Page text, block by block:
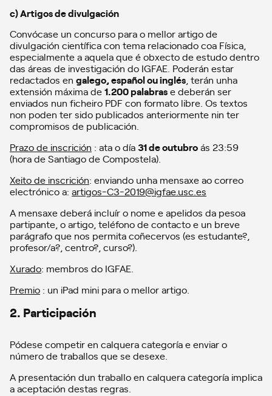
c) Artigos de divulgación
Convócase un concurso para o mellor artigo de
divulgación científica con tema relacionado coa Física,
especialmente a aquela que é obxecto de estudo dentro
das áreas de investigación do IGFAE. Poderán estar
redactados en galego, español ou inglés , terán unha
extensión máxima de1.200 palabrase deberán ser
enviados nun ficheiro PDF con formato libre. Os textos
non poden ter sido publicados anteriormente nin ter
compromisos de publicación.
Prazo de inscrición : ata o día31 de outubroás 23:59
(hora de Santiago de Compostela).
Xeito de inscrición: enviando unha mensaxe ao correo
electrónico a: artigos-C3-2019@igfae.usc.es
A mensaxe deberá incluír o nome e apelidos da pesoa
partipante, o artigo, teléfono de contacto e un breve
parágrafo que nos permita coñecervos (es estudante?,
profesor/a?, centro?, curso?).
Xurado: membros do IGFAE.
Premio : un iPad mini para o mellor artigo.
2. Participación
Pódese competir en calquera categoría e enviar o
número de traballos que se desexe.
A presentación dun traballo en calquera categoría implica
a aceptación destas regras.